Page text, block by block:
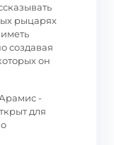
рыцарях
создавая
он
-
для